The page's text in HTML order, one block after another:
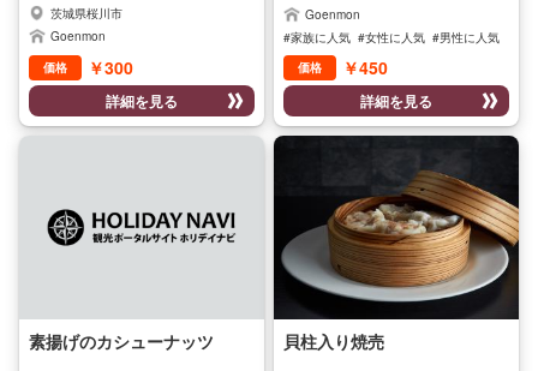
使用せずシェフが手作りした商品
です。 本格的な白ごはん 地元産コ
シヒカリをお楽しみいただけま
す。
茨城県桜川市
Goenmon
価格
￥300
詳細を見る
麻団子をお楽しみいただけます。
Goenmon
#家族に人気 #女性に人気 #男性に人気
価格
￥450
詳細を見る
素揚げのカシューナッツ 貝柱入り焼売